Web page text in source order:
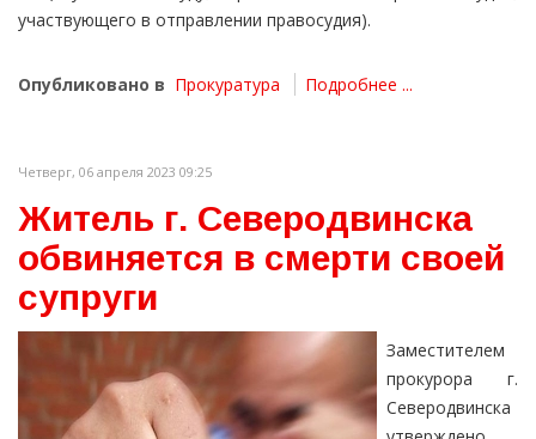
участвующего в отправлении правосудия).
Опубликовано в Прокуратура Подробнее ...
Четверг, 06 апреля 2023 09:25
Житель г. Северодвинска
обвиняется в смерти своей
супруги
Заместителем
прокурора г.
Северодвинска